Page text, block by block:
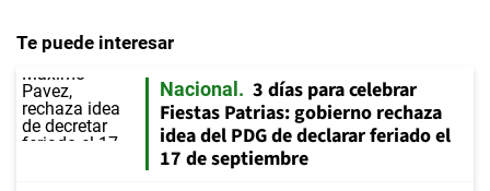
Te puede interesar
Nacional
3 días para celebrar
Fiestas Patrias: gobierno rechaza
idea del PDG de declarar feriado el
17 de septiembre